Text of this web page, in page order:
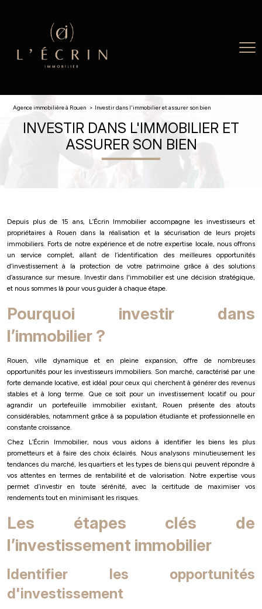
Agence immobilière à Rouen investir dans l'immobilier et assurer son bien
INVESTIR DANS L'IMMOBILIER ET
ASSURER SON BIEN
Depuis plus de 15 ans, L’Écrin Immobilier accompagne les investisseurs et
propriétaires à Rouen dans la réalisation et la sécurisation de leurs projets
immobiliers. Forts de notre expérience et de notre expertise locale, nous offrons
un service complet, allant de l’identification des meilleures opportunités
d’investissement à la protection de votre patrimoine grâce à des solutions
d’assurance sur mesure. Investir dans l'immobilier est une décision stratégique,
et nous sommes là pour vous guider à chaque étape.
Pourquoi investir dans
l’immobilier ?
Rouen, ville dynamique et en pleine expansion, offre de nombreuses
opportunités pour les investisseurs immobiliers. Son marché, caractérisé par une
forte demande locative, est idéal pour ceux qui cherchent à générer des revenus
stables et à long terme. Que ce soit pour un investissement locatif ou pour
agrandir un portefeuille immobilier existant, Rouen présente des atouts
considérables, notamment grâce à sa population étudiante et professionnelle en
constante croissance.
Chez L’Écrin Immobilier, nous vous aidons à identifier les biens les plus
prometteurs et à faire des choix éclairés. Nous analysons minutieusement les
tendances du marché, les quartiers et les types de biens qui peuvent répondre à
vos attentes en termes de rentabilité et de valorisation. Notre expertise vous
permet d’investir en toute sérénité, avec la certitude de maximiser vos
rendements tout en minimisant les risques.
Les étapes clés de
l’investissement immobilier
Identifier les opportunités
d'investissement